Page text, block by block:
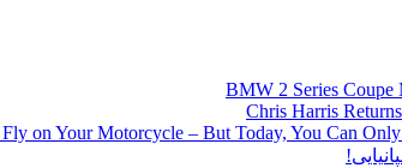
BMW 2 Series Coupe
Chris Harris
on Your Motorcycle – But Today, You Can